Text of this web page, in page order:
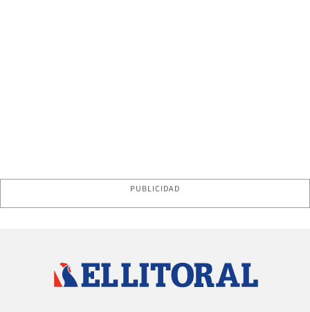
PUBLICIDAD